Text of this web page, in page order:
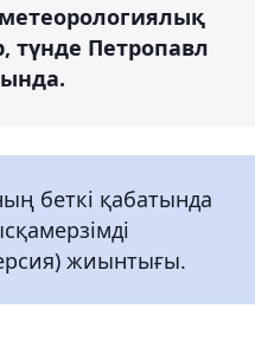
түнде Петропавл
беткі қабатында
жиынтығы.